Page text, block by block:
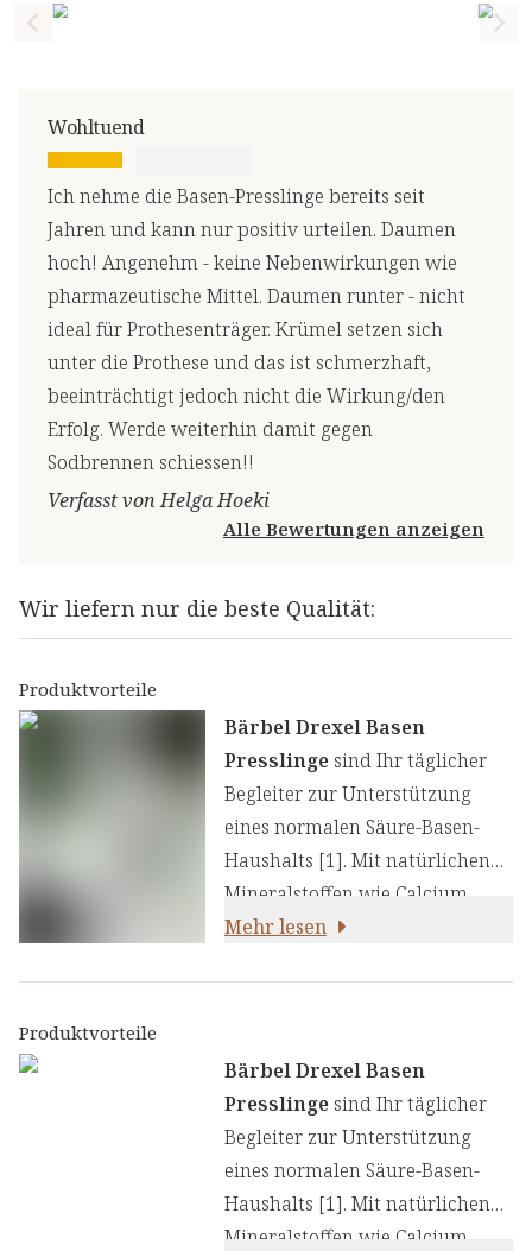
Previous slide
Wohltuend
Ich nehme die Basen-Presslinge bereits seit
Jahren und kann nur positiv urteilen. Daumen
hoch! Angenehm - keine Nebenwirkungen wie
pharmazeutische Mittel. Daumen runter - nicht
ideal für Prothesenträger. Krümel setzen sich
unter die Prothese und das ist schmerzhaft,
beeinträchtigt jedoch nicht die Wirkung/den
Erfolg. Werde weiterhin damit gegen
Sodbrennen schiessen!!
Verfasst von Helga Hoeki
Alle Bewertungen anzeigen
Wir liefern nur die beste Qualität:
Produktvorteile
Bärbel Drexel Basen
Presslingesind Ihr täglicher
Begleiter zur Unterstützung
eines normalen Säure-Basen-
Haushalts [1]. Mit natürlichen
Mineralstoffen wie Calcium,
Magnesium und Zink sowie den
Mehr lesen
Produktvorteile
Bärbel Drexel Basen
Presslingesind Ihr täglicher
Begleiter zur Unterstützung
eines normalen Säure-Basen-
Haushalts [1]. Mit natürlichen
Mineralstoffen wie Calcium,